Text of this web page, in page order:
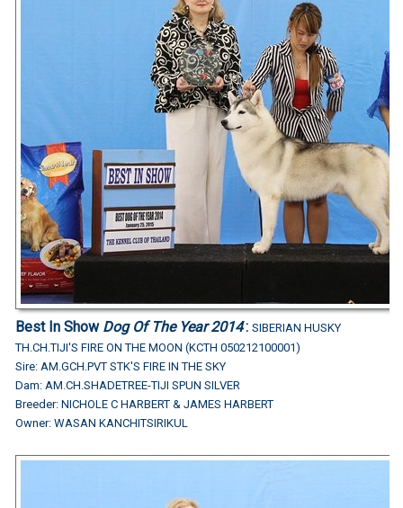
Best In Show Dog Of The Year 2014: SIBERIAN HUSKY
TH.CH.TIJI'S FIRE ON THE MOON (KCTH 050212100001)
Sire: AM.GCH.PVT STK'S FIRE IN THE SKY
Dam: AM.CH.SHADETREE-TIJI SPUN SILVER
Breeder: NICHOLE C HARBERT & JAMES HARBERT
Owner: WASAN KANCHITSIRIKUL